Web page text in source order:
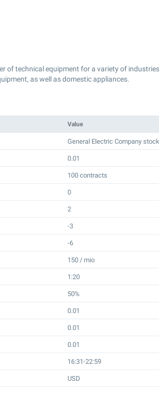
of technical equipment for a variety of
as well as domestic appliances.
Value
General Electric Company
0.01
100 contracts
0
2
-3
-6
150 / mio
1:20
50%
0.01
0.01
0.01
16:31-22:59
USD